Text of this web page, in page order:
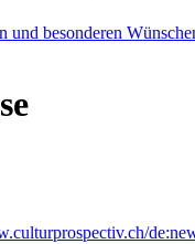
und besonderen